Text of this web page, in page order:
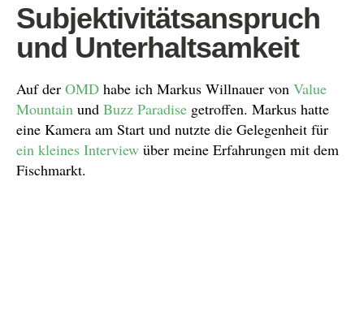
Subjektivitätsanspruch
und Unterhaltsamkeit
Auf der OMD habe ich Markus Willnauer von Value
Mountain und Buzz Paradise getroffen. Markus hatte
eine Kamera am Start und nutzte die Gelegenheit für
ein kleines Interview über meine Erfahrungen mit dem
Fischmarkt.